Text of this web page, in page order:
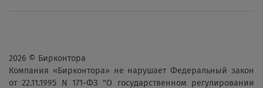
2026 © Бирконтора
Компания «Бирконтора» не нарушает Федеральный закон
от 22.11.1995 N 171-ФЗ "О государственном регулировании